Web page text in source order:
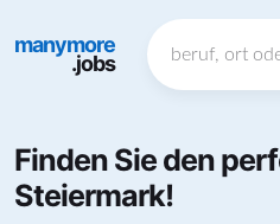
manymore
.jobs
Finden Sie den
Steiermark!